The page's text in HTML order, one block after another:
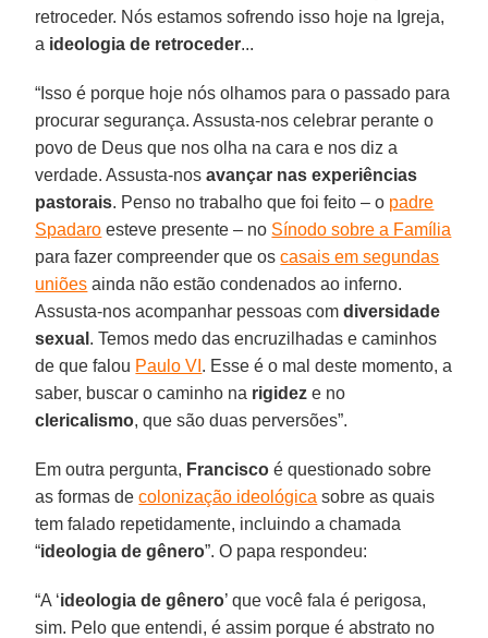
retroceder. Nós estamos sofrendo isso hoje na Igreja,
a ideologia de retroceder...
“Isso é porque hoje nós olhamos para o passado para
procurar segurança. Assusta-nos celebrar perante o
povo de Deus que nos olha na cara e nos diz a
verdade. Assusta-nosavançar nas experiências
pastorais. Penso no trabalho que foi feito – o padre
Spadaro esteve presente – no Sínodo sobre a Família
para fazer compreender que oscasais em segundas
uniões ainda não estão condenados ao inferno.
Assusta-nos acompanhar pessoas comdiversidade
sexual . Temos medo das encruzilhadas e caminhos
de que falou Paulo VI . Esse é o mal deste momento, a
saber, buscar o caminho na rigidez e no
clericalismo, que são duas perversões”.
Em outra pergunta, Francisco é questionado sobre
as formas decolonização ideológica sobre as quais
tem falado repetidamente, incluindo a chamada
“ideologia de gênero”. O papa respondeu:
“A ‘ideologia de gênero’ que você fala é perigosa,
sim. Pelo que entendi, é assim porque é abstrato no